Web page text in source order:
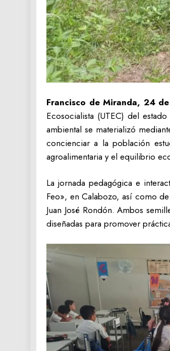
Francisco de Miranda, 24
Ecosocialista (UTEC) del
ambiental se materializó
concienciar a la población
agroalimentaria y el equilibrio
La jornada pedagógica e
Feo», en Calabozo, así como
Juan José Rondón. Ambos
diseñadas para promover